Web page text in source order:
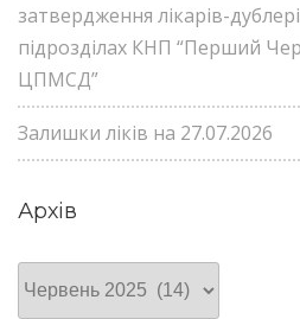
затвердження лікарів-
підрозділах КНП “Перший
ЦПМСД”
Залишки ліків на 27.07.2026
Архів
Архів